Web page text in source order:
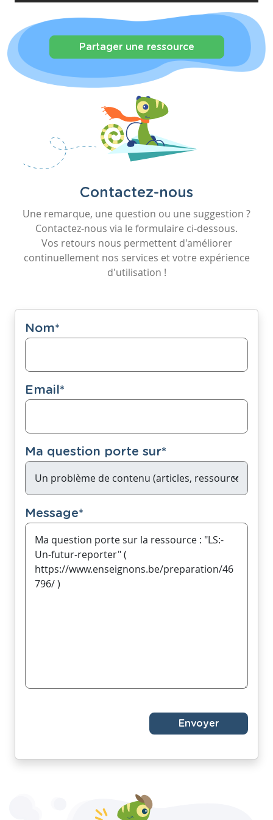
Partager une ressource
Contactez-nous
Une remarque, une question ou une suggestion ?
Contactez-nous via le formulaire ci-dessous.
Vos retours nous permettent d'améliorer
continuellement nos services et votre expérience
d'utilisation !
Nom*
Email*
Ma question porte sur*
Message*
Envoyer